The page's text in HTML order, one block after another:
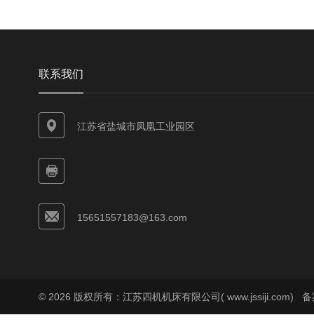
联系我们
江苏省盐城市凤凰工业园区
15651557183@163.com
© 2026 版权所有：江苏四机机床有限公司( www.jssiji.com) 备